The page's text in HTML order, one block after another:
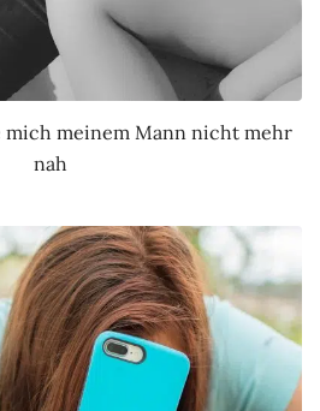
mich meinem Mann nicht mehr
nah